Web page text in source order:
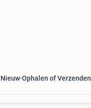
Nieuw Ophalen of Verzenden